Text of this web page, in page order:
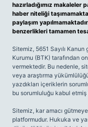
hazırladığımız makaleler
haber niteliği
paylaşım
benzerlikleri tamamen
Sitemiz, 5651 Sayılı
Kurumu (BTK) tarafından
vermektedir. Bu nedenle,
veya araştırma
yazdıkları içeriklerin
bu sorumluluğu kabul etmiş
Sitemiz, kar amacı
platformudur. Hukuka ve